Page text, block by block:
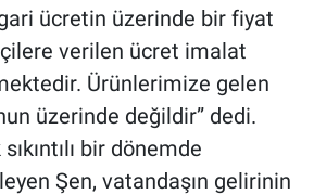
ücretin üzerinde bir fiyat
verilen ücret imalat
Ürünlerimize gelen
üzerinde değildir” dedi.
bir dönemde
Şen, vatandaşın gelirinin